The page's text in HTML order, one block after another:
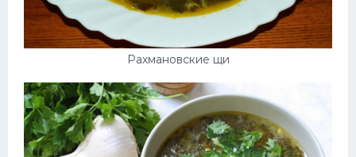
Рахмановские щи